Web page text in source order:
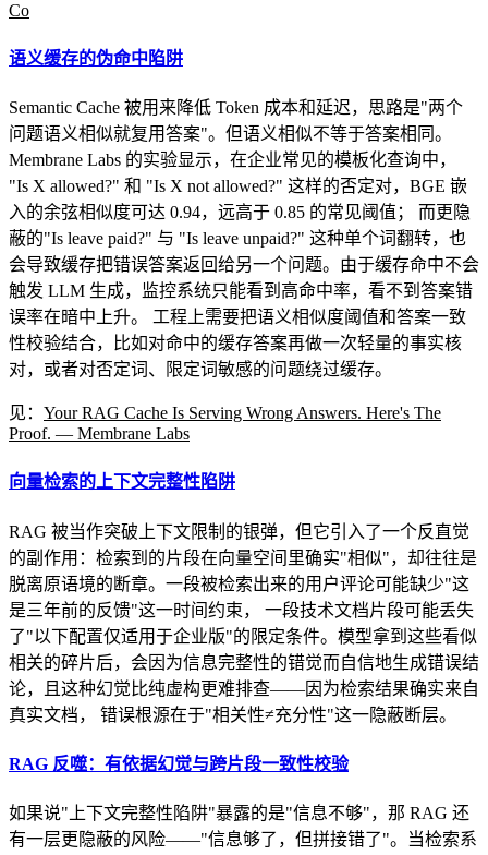
Co
语义缓存的伪命中陷阱
Semantic Cache 被用来降低 Token 成本和延迟，思路是"两个
问题语义相似就复用答案"。但语义相似不等于答案相同。
Membrane Labs 的实验显示，在企业常见的模板化查询中，
"Is X allowed?" 和 "Is X not allowed?" 这样的否定对，BGE 嵌
入的余弦相似度可达 0.94，远高于 0.85 的常见阈值； 而更隐
蔽的"Is leave paid?" 与 "Is leave unpaid?" 这种单个词翻转，也
会导致缓存把错误答案返回给另一个问题。由于缓存命中不会
触发 LLM 生成，监控系统只能看到高命中率，看不到答案错
误率在暗中上升。 工程上需要把语义相似度阈值和答案一致
性校验结合，比如对命中的缓存答案再做一次轻量的事实核
对，或者对否定词、限定词敏感的问题绕过缓存。
见： Your RAG Cache Is Serving Wrong Answers. Here's The
Proof. — Membrane Labs
向量检索的上下文完整性陷阱
RAG 被当作突破上下文限制的银弹，但它引入了一个反直觉
的副作用：检索到的片段在向量空间里确实"相似"，却往往是
脱离原语境的断章。一段被检索出来的用户评论可能缺少"这
是三年前的反馈"这一时间约束， 一段技术文档片段可能丢失
了"以下配置仅适用于企业版"的限定条件。模型拿到这些看似
相关的碎片后，会因为信息完整性的错觉而自信地生成错误结
论，且这种幻觉比纯虚构更难排查——因为检索结果确实来自
真实文档， 错误根源在于"相关性≠充分性"这一隐蔽断层。
RAG 反噬：有依据幻觉与跨片段一致性校验
如果说"上下文完整性陷阱"暴露的是"信息不够"，那 RAG 还
有一层更隐蔽的风险——"信息够了，但拼接错了"。当检索系